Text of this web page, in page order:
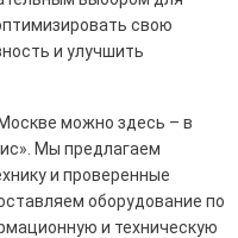
свою
и улучшить
можно здесь – в
Мы предлагаем
и проверенные
оборудование по
и техническую